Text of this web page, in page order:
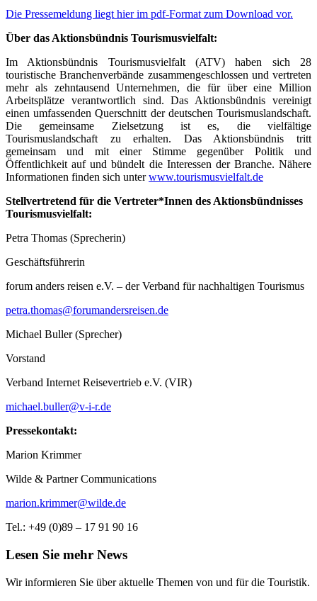
Die Pressemeldung liegt hier im pdf-Format zum Download vor.
Über das Aktionsbündnis Tourismusvielfalt:
Im Aktionsbündnis Tourismusvielfalt (ATV) haben sich 28
touristische Branchenverbände zusammengeschlossen und vertreten
mehr als zehntausend Unternehmen, die für über eine Million
Arbeitsplätze verantwortlich sind. Das Aktionsbündnis vereinigt
einen umfassenden Querschnitt der deutschen Tourismuslandschaft.
Die gemeinsame Zielsetzung ist es, die vielfältige
Tourismuslandschaft zu erhalten. Das Aktionsbündnis tritt
gemeinsam und mit einer Stimme gegenüber Politik und
Öffentlichkeit auf und bündelt die Interessen der Branche. Nähere
Informationen finden sich unterwww.tourismusvielfalt.de
Stellvertretend für die Vertreter*Innen des Aktionsbündnisses
Tourismusvielfalt:
Petra Thomas (Sprecherin)
Geschäftsführerin
forum anders reisen e.V. – der Verband für nachhaltigen Tourismus
petra.thomas@forumandersreisen.de
Michael Buller (Sprecher)
Vorstand
Verband Internet Reisevertrieb e.V. (VIR)
michael.buller@v-i-r.de
Pressekontakt:
Marion Krimmer
Wilde & Partner Communications
marion.krimmer@wilde.de
Tel.: +49 (0)89 – 17 91 90 16
Lesen Sie mehr News
Wir informieren Sie über aktuelle Themen von und für die Touristik.